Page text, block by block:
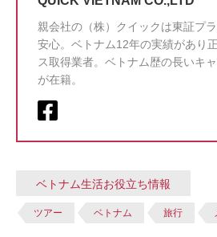
親会社の（株）クイックは東証プ
安心。ベトナム12年の実績があり
ス取得業者。ベトナム歴の長いキ
が在籍。
ベトナム生活お役立ち情報
ツアー ベトナム 旅行